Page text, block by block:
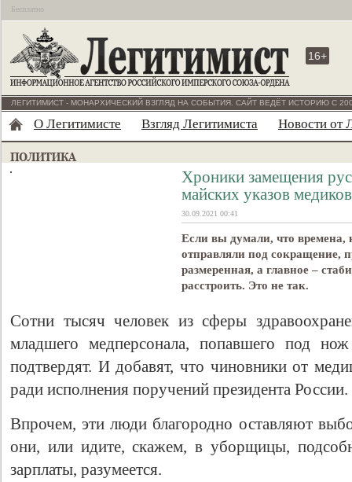
Бесплатно
16+
ЛЕГИТИМИСТ - МОНАРХИЧЕСКИЙ ВЗГЛЯД НА СОБЫТИЯ. САЙТ ВЕДЁТ ИСТОРИЮ С
О Легитимисте Взгляд Легитимиста Новости от
Хроники замещения
майских указов
30.09.2021 00:41
Если вы думали, что времена,
отправляли под сокращение,
размеренная, а главное –
расстроить. Это не так.
Сотни тысяч человек из сферы
младшего медперсонала, попавшего под
подтвердят. И добавят, что чиновники от
ради исполнения поручений президента России.
Впрочем, эти люди благородно оставляют
они, или идите, скажем, в уборщицы,
зарплаты, разумеется.